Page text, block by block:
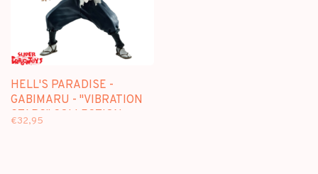
HELL'S PARADISE -
GABIMARU - "VIBRATION
STARS" COLLECTION
€32,95